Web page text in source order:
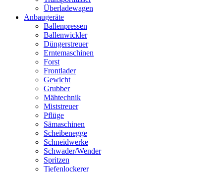
Überladewagen
Anbaugeräte
Ballenpressen
Ballenwickler
Düngerstreuer
Erntemaschinen
Forst
Frontlader
Gewicht
Grubber
Mähtechnik
Miststreuer
Pflüge
Sämaschinen
Scheibenegge
Schneidwerke
Schwader/Wender
Spritzen
Tiefenlockerer